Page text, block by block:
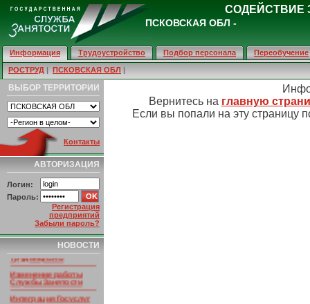
Информация Трудоустройство Подбор персонала Переобучение
РОСТРУД | ПСКОВСКАЯ ОБЛ |
СОДЕЙСТВИЕ
ПСКОВСКАЯ ОБЛ -
ВЫБОР ТЕРРИТОРИИ
Контакты
АВТОРИЗАЦИЯ
Логин:
Пароль:
Регистрация
предприятий
Забыли пароль?
НОВОСТИ
НОВОСТИ ПОРТАЛА
Умер основатель
Трудинфо.RU
Изменение работы
Службы Занятости
Интеграция Госуслуг
Вернитесь на главную
Если вы попали на эту страницу